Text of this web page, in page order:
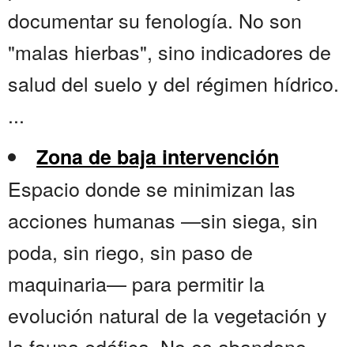
documentar su fenología. No son
"malas hierbas", sino indicadores de
salud del suelo y del régimen hídrico.
...
Zona de baja intervención
Espacio donde se minimizan las
acciones humanas —sin siega, sin
poda, sin riego, sin paso de
maquinaria— para permitir la
evolución natural de la vegetación y